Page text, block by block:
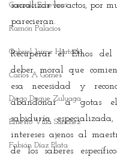
Gonzalo Echeverri
Ramón Palacios
Gabriel Jaime Hurtado
Carlos A Gomes
Diego Duque Zuluaga
Ernesto Villa Sánchez
Fabián Díaz Plata
sacralizar los actos, por
parecieran.
Recuperar el Ethos del
deber moral que
esa necesidad y
abandonar a gotas
sabiduría
intereses ajenos al
de los saberes